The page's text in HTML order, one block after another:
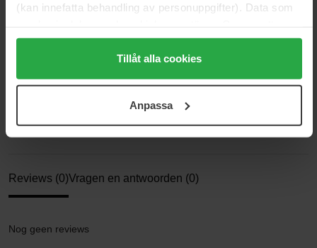
(kan innefatta behandling av personuppgifter). Data som
trycka på "Tillåt alla cookies" accepterar du alla cookies,
medan du under "Detaljer" kan anpassa användningen av
cookies. Du kan när som helst återkalla ditt samtycke.
Tillåt alla cookies
Anpassa
Startpagina
Ready Set Fix Setting Spray
Reviews (0)Vragen en antwoorden (0)
Nog geen reviews